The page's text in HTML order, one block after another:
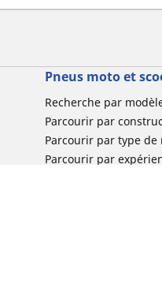
Pneus moto et
Recherche par
Parcourir par
Parcourir par type de
Parcourir par